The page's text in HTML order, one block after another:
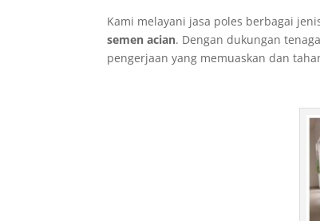
Kami melayani jasa poles berbagai
semen acian. Dengan dukungan
pengerjaan yang memuaskan dan